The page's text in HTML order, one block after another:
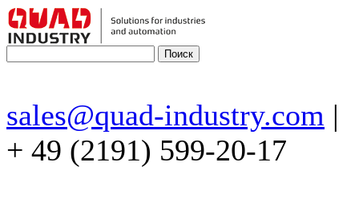
sales@quad-industry.com |
+ 49 (2191) 599-20-17